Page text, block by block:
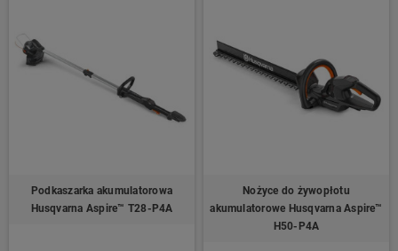
Podkaszarka akumulatorowa
Husqvarna Aspire™ T28-P4A
Nożyce do żywopłotu
akumulatorowe Husqvarna Aspire™
H50-P4A